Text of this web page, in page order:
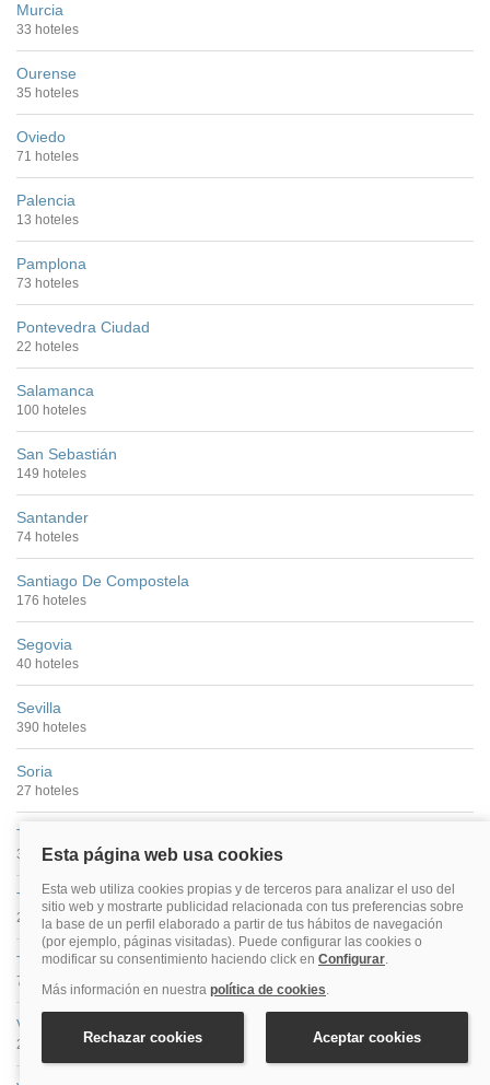
Murcia
33 hoteles
Ourense
35 hoteles
Oviedo
71 hoteles
Palencia
13 hoteles
Pamplona
73 hoteles
Pontevedra Ciudad
22 hoteles
Salamanca
100 hoteles
San Sebastián
149 hoteles
Santander
74 hoteles
Santiago De Compostela
176 hoteles
Segovia
40 hoteles
Sevilla
390 hoteles
Soria
27 hoteles
Tarragona
30 hoteles
Teruel
25 hoteles
Toledo
70 hoteles
Valencia
299 hoteles